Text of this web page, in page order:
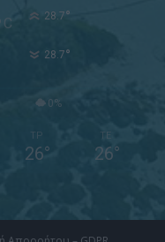
C 28.7°
28.7°
0%
ΤΡ
26°
ΤΕ
26°